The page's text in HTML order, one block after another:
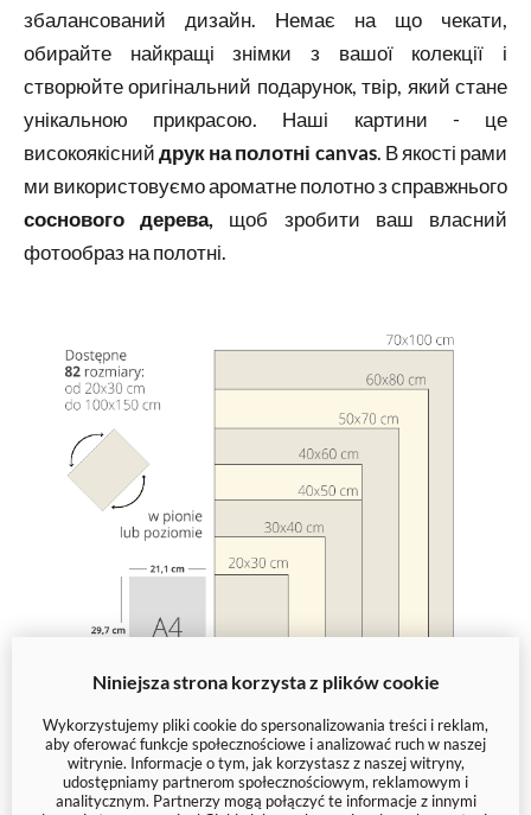
збалансований дизайн. Немає на що чекати,
обирайте найкращі знімки з вашої колекції і
створюйте оригінальний подарунок, твір, який стане
унікальною прикрасою. Наші картини - це
високоякіснийдрук на полотні canvas. В якості рами
ми використовуємо ароматне полотно з справжнього
соснового дерева, щоб зробити ваш власний
фотообраз на полотні.
Niniejsza strona korzysta z plików cookie
Wykorzystujemy pliki cookie do spersonalizowania treści i reklam,
aby oferować funkcje społecznościowe i analizować ruch w naszej
witrynie. Informacje o tym, jak korzystasz z naszej witryny,
udostępniamy partnerom społecznościowym, reklamowym i
analitycznym. Partnerzy mogą połączyć te informacje z innymi